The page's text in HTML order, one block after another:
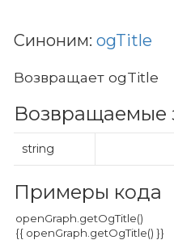
Синоним: ogTitle
Возвращает ogTitle
Возвращаемые
string
Примеры кода